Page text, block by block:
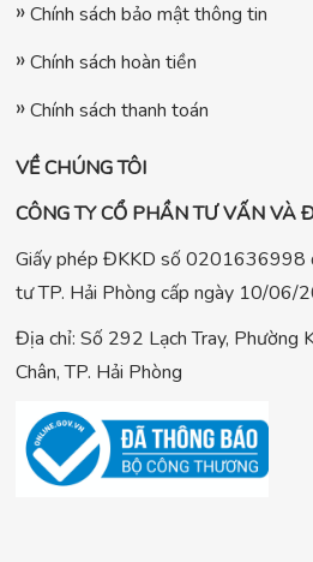
Chính sách bảo mật thông tin
Chính sách hoàn tiền
Chính sách thanh toán
VỀ CHÚNG TÔI
CÔNG TY CỔ PHẦN TƯ VẤN VÀ
Giấy phép ĐKKD số 0201636998
tư TP. Hải Phòng cấp ngày 10/06/
Địa chỉ: Số 292 Lạch Tray, Phường
Chân, TP. Hải Phòng